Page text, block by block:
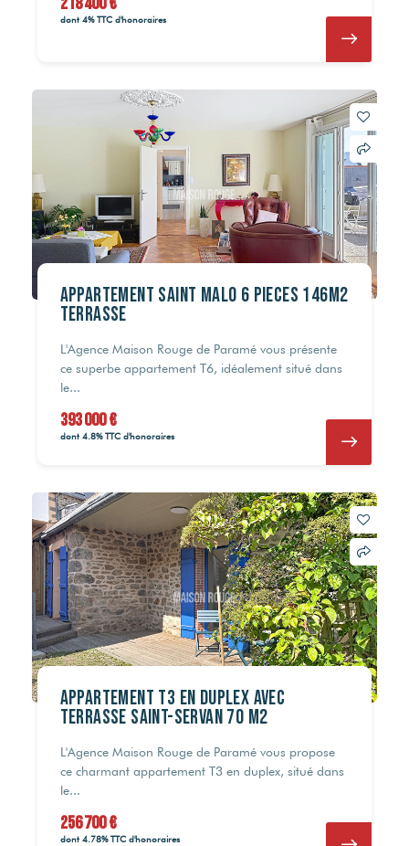
dont 4% TTC d'honoraires
Appartement Saint Malo 6 pièces 146m2
Terrasse
L'Agence Maison Rouge de Paramé vous présente
ce superbe appartement T6, idéalement situé dans
le...
393 000 €
dont 4.8% TTC d'honoraires
Appartement T3 en duplex avec
terrasse Saint-Servan 70 m2
L'Agence Maison Rouge de Paramé vous propose
ce charmant appartement T3 en duplex, situé dans
le...
256 700 €
dont 4.78% TTC d'honoraires